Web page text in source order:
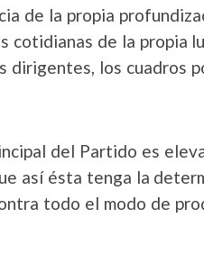
de la propia
cotidianas de la propia
dirigentes, los cuadros
del Partido es
así ésta tenga la
todo el modo de